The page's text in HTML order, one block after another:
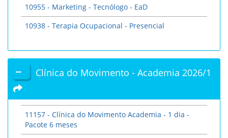
10955 - Marketing - Tecnólogo - EaD
10938 - Terapia Ocupacional - Presencial
Clínica do Movimento - Academia 2026/1
11157 - Clínica do Movimento Academia - 1 dia -
Pacote 6 meses